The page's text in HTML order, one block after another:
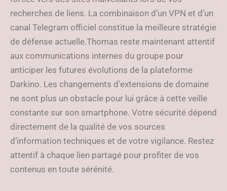
recherches de liens. La combinaison d’un VPN et d’un
canal Telegram officiel constitue la meilleure stratégie
de défense actuelle.Thomas reste maintenant attentif
aux communications internes du groupe pour
anticiper les futures évolutions de la plateforme
Darkino. Les changements d’extensions de domaine
ne sont plus un obstacle pour lui grâce à cette veille
constante sur son smartphone. Votre sécurité dépend
directement de la qualité de vos sources
d’information techniques et de votre vigilance. Restez
attentif à chaque lien partagé pour profiter de vos
contenus en toute sérénité.